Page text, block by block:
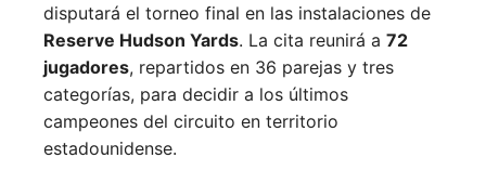
disputará el torneo final en las instalaciones de
Reserve Hudson Yards. La cita reunirá a 72
jugadores, repartidos en 36 parejas y tres
categorías, para decidir a los últimos
campeones del circuito en territorio
estadounidense.